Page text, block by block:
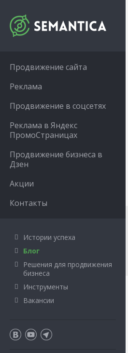
Продвижение сайта
Реклама
Продвижение в соцсетях
Реклама в Яндекс
ПромоСтраницах
Продвижение бизнеса в
Дзен
Акции
Контакты
Истории успеха
Блог
Решения для продвижения
бизнеса
Инструменты
Вакансии